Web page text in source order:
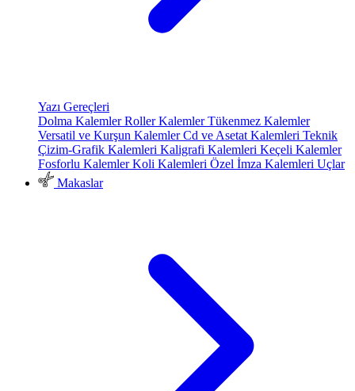
Yazı Gereçleri
Dolma KalemlerRoller KalemlerTükenmez Kalemler
Versatil ve Kurşun KalemlerCd ve Asetat Kalemleri Teknik
Çizim-Grafik Kalemleri Kaligrafi Kalemleri Keçeli Kalemler
Fosforlu KalemlerKoli Kalemleri Özel İmza Kalemleri Uçlar
Makaslar